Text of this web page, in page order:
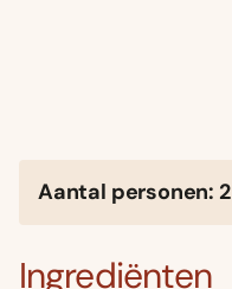
Aantal personen: 2
Ingrediënten